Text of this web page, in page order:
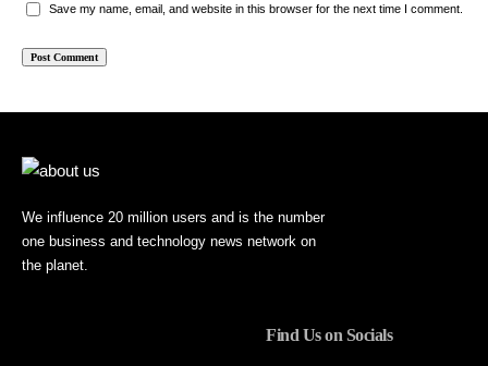
Save my name, email, and website in this browser for the next time I comment.
We influence 20 million users and is the number
one business and technology news network on
the planet.
Find Us on Socials